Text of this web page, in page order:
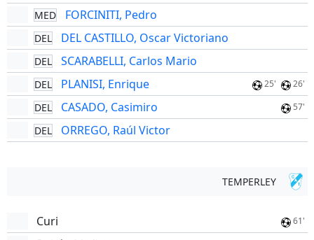
MED FORCINITI, Pedro
DEL DEL CASTILLO, Oscar Victoriano
DEL SCARABELLI, Carlos Mario
DEL PLANISI, Enrique 25' 26'
DEL CASADO, Casimiro 57'
DEL ORREGO, Raúl Victor
TEMPERLEY
Curi 61'